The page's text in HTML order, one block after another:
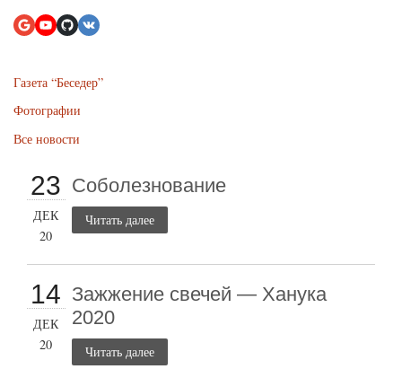
Газета “Беседер”
Фотографии
Все новости
23
ДЕК
20
Соболезнование
Читать далее
14
ДЕК
20
Зажжение свечей — Ханука
2020
Читать далее